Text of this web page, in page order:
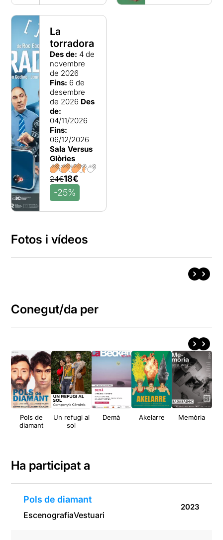
La
torradora
Des de: 4 de
novembre
de 2026
Fins: 6 de
desembre
de 2026 Des
de:
04/11/2026
Fins:
06/12/2026
Sala Versus
Glòries
24€18€
-25%
Fotos i vídeos
Conegut/da per
Pols de
diamant
Un refugi al
sol
Demà Akelarre Memòria
Ha participat a
Pols de diamant
EscenografiaVestuari
2023